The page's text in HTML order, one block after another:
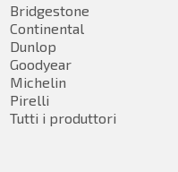
Bridgestone
Continental
Dunlop
Goodyear
Michelin
Pirelli
Tutti i produttori